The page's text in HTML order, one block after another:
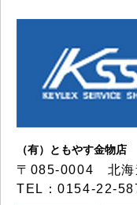
（有）ともやす金物店
〒085-0004 北海
TEL：0154-22-